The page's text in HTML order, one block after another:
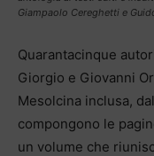
Giampaolo Cereghetti e
Quarantacinque
Giorgio e Giovanni
Mesolcina inclusa,
compongono le
un volume che